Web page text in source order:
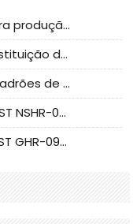
Guia de avaliação e adaptação para produção em massa de componentes de cabos nacionais CNC Tech
Análise da solução nacional de substituição da linha de alta frequência I-PEX
CLIFF referente à atualização dos padrões de teste de conectores nacionais
Conector JST - Fornece conector JST NSHR-02V-S original | substituto
Conector JST - fornece conector JST GHR-09V-S autêntico | substituto